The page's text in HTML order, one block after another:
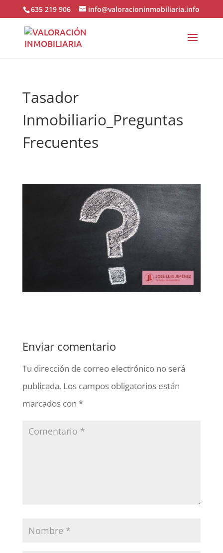
635 219 906 info@valoracioninmobiliaria.info
Tasador
Inmobiliario_Preguntas
Frecuentes
Enviar comentario
Tu dirección de correo electrónico no será
publicada. Los campos obligatorios están
marcados con *